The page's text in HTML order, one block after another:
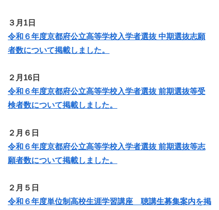
３月1日
令和６年度京都府公立高等学校入学者選抜 中期選抜志願
者数について掲載しました。
２月16日
令和６年度京都府公立高等学校入学者選抜 前期選抜等受
検者数について掲載しました。
２月６日
令和６年度京都府公立高等学校入学者選抜 前期選抜等志
願者数について掲載しました。
２月５日
令和６年度単位制高校生涯学習講座 聴講生募集案内を掲